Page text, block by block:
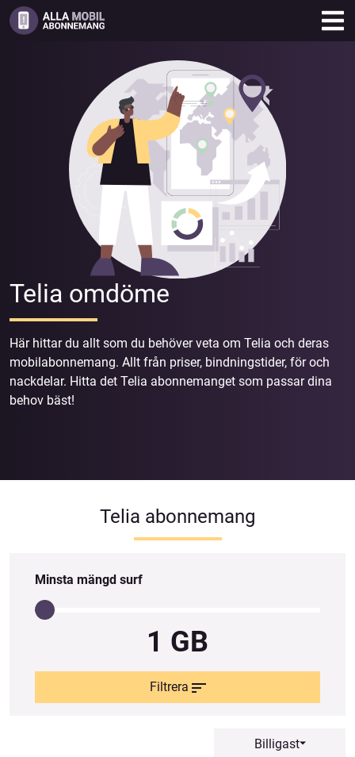
Skip
to
Telia omdöme
Här hittar du allt som du behöver veta om Telia och deras
mobilabonnemang. Allt från priser, bindningstider, för och
nackdelar. Hitta det Telia abonnemanget som passar dina
behov bäst!
Telia abonnemang
Minsta mängd surf
1 GB
Filtrera
Billigast